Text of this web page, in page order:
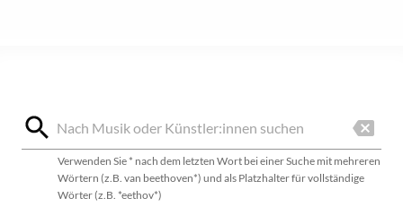
Verwenden Sie * nach dem letzten Wort bei einer Suche mit mehreren
Wörtern (z.B. van beethoven*) und als Platzhalter für vollständige
Wörter (z.B. *eethov*)